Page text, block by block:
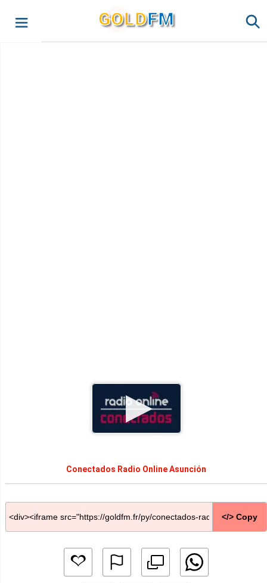
GOLDFM
Conectados Radio Online Asunción
</> Copy